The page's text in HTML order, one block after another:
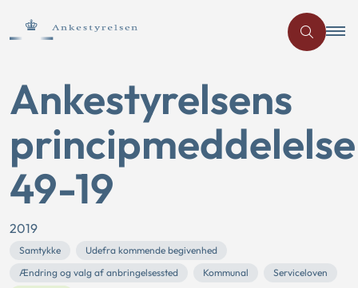
Ankestyrelsens
principmeddelelse
49-19
2019
Samtykke
Udefra kommende begivenhed
Ændring og valg af anbringelsessted
Kommunal
Serviceloven